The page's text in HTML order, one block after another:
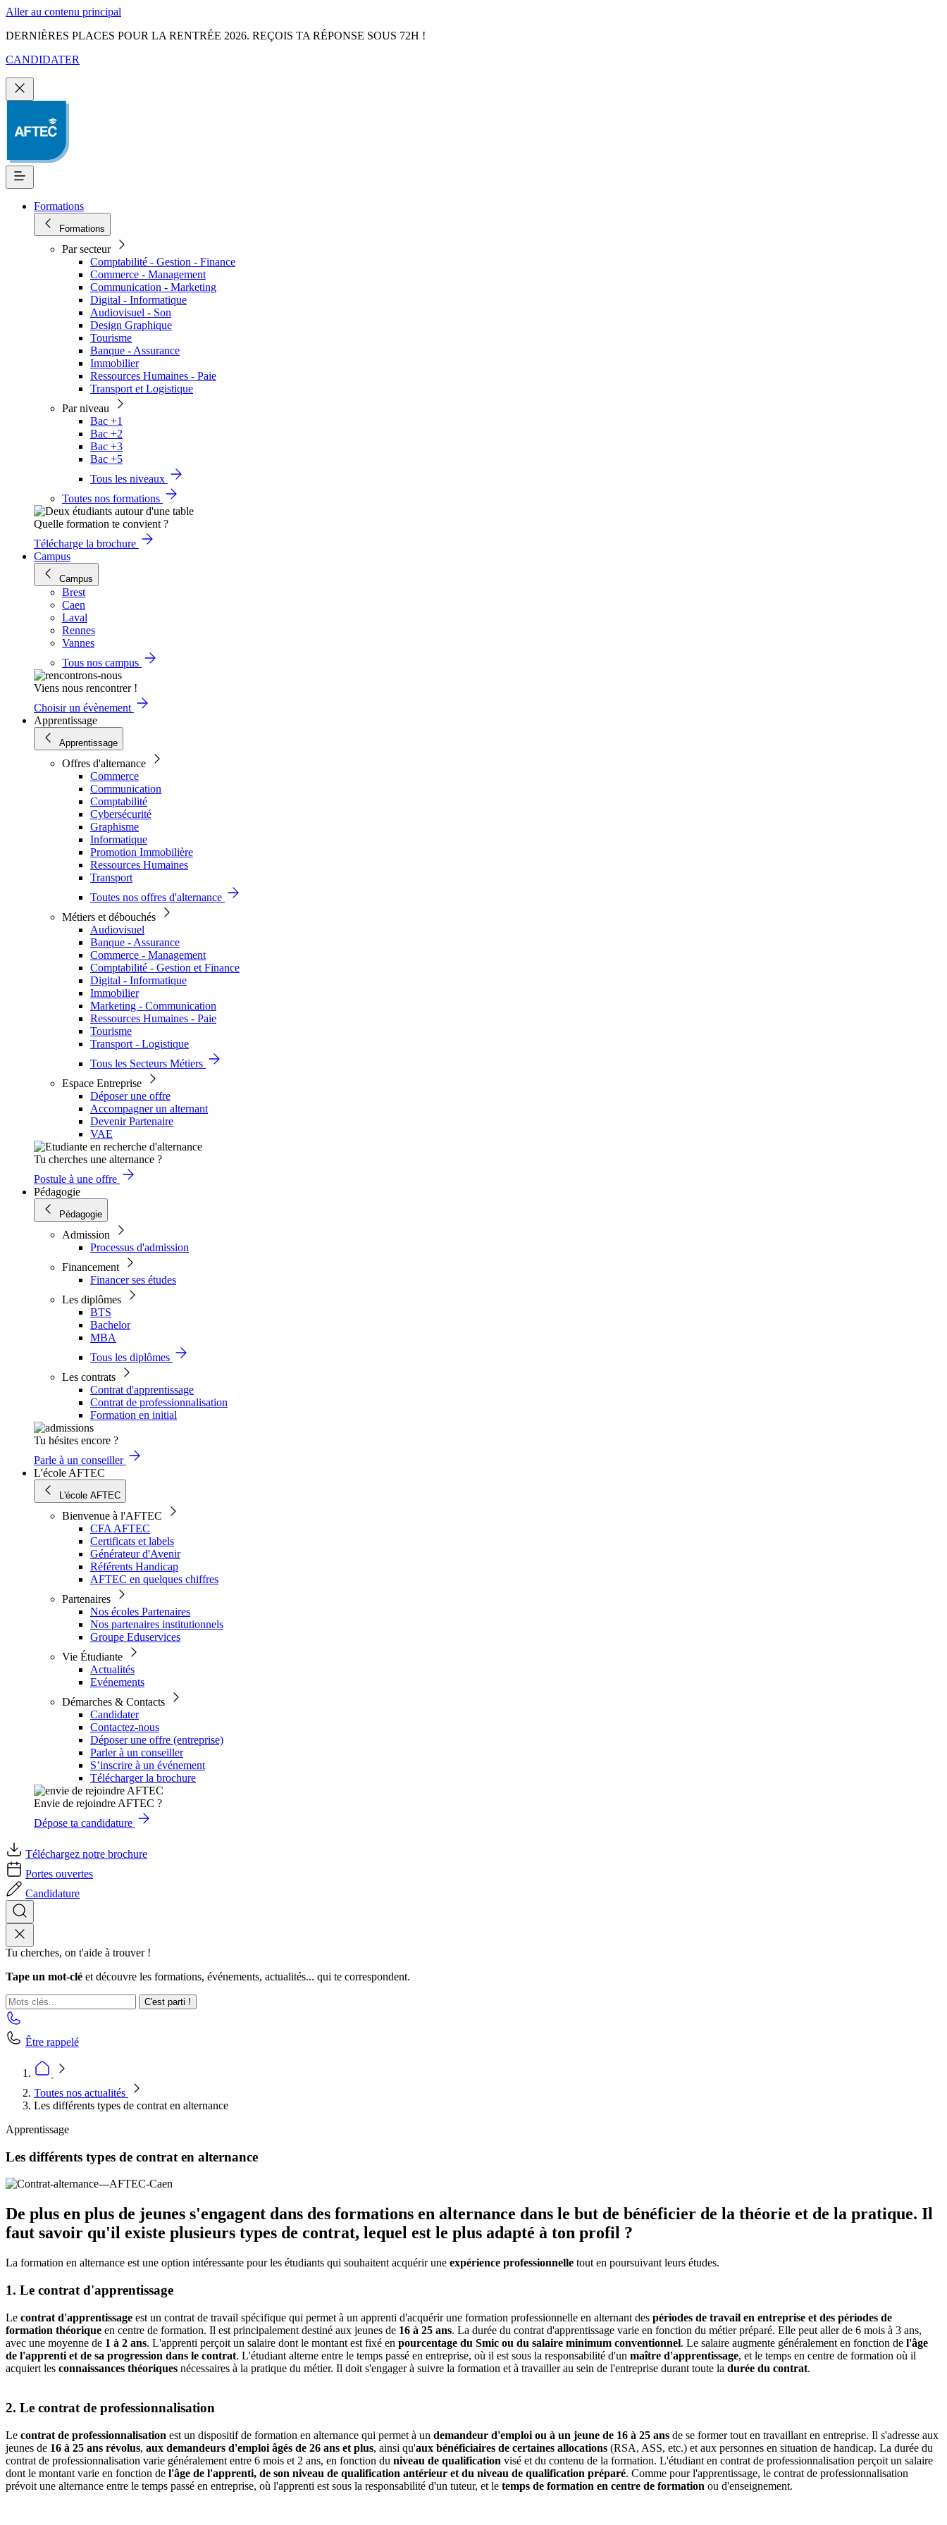
Aller au contenu principal
DERNIÈRES PLACES POUR LA RENTRÉE 2026. REÇOIS TA RÉPONSE SOUS 72H !
CANDIDATER
Formations
Formations
Par secteur
Comptabilité - Gestion - Finance
Commerce - Management
Communication - Marketing
Digital - Informatique
Audiovisuel - Son
Design Graphique
Tourisme
Banque - Assurance
Immobilier
Ressources Humaines - Paie
Transport et Logistique
Par niveau
Bac +1
Bac +2
Bac +3
Bac +5
Tous les niveaux
Toutes nos formations
Quelle formation te convient ?
Télécharge la brochure
Campus
Campus
Brest
Caen
Laval
Rennes
Vannes
Tous nos campus
Viens nous rencontrer !
Choisir un évènement
Apprentissage
Apprentissage
Offres d'alternance
Commerce
Communication
Comptabilité
Cybersécurité
Graphisme
Informatique
Promotion Immobilière
Ressources Humaines
Transport
Toutes nos offres d'alternance
Métiers et débouchés
Audiovisuel
Banque - Assurance
Commerce - Management
Comptabilité - Gestion et Finance
Digital - Informatique
Immobilier
Marketing - Communication
Ressources Humaines - Paie
Tourisme
Transport - Logistique
Tous les Secteurs Métiers
Espace Entreprise
Déposer une offre
Accompagner un alternant
Devenir Partenaire
VAE
Tu cherches une alternance ?
Postule à une offre
Pédagogie
Pédagogie
Admission
Processus d'admission
Financement
Financer ses études
Les diplômes
BTS
Bachelor
MBA
Tous les diplômes
Les contrats
Contrat d'apprentissage
Contrat de professionnalisation
Formation en initial
Tu hésites encore ?
Parle à un conseiller
L'école AFTEC
L'école AFTEC
Bienvenue à l'AFTEC
CFA AFTEC
Certificats et labels
Générateur d'Avenir
Référents Handicap
AFTEC en quelques chiffres
Partenaires
Nos écoles Partenaires
Nos partenaires institutionnels
Groupe Eduservices
Vie Étudiante
Actualités
Evénements
Démarches & Contacts
Candidater
Contactez-nous
Déposer une offre (entreprise)
Parler à un conseiller
S’inscrire à un événement
Télécharger la brochure
Envie de rejoindre AFTEC ?
Dépose ta candidature
Téléchargez notre brochure
Portes ouvertes
Candidature
Tu cherches, on t'aide à trouver !
Tape un mot-clé et découvre les formations, événements, actualités... qui te correspondent.
C'est parti !
Être rappelé
Toutes nos actualités
Les différents types de contrat en alternance
Apprentissage
Les différents types de contrat en alternance
De plus en plus de jeunes s'engagent dans des formations en alternance dans le but de bénéficier de la théorie et de la pratique. Il
faut savoir qu'il existe plusieurs types de contrat, lequel est le plus adapté à ton profil ?
La formation en alternance est une option intéressante pour les étudiants qui souhaitent acquérir une expérience professionnelle tout en poursuivant leurs études.
1. Le contrat d'apprentissage
Le contrat d'apprentissage est un contrat de travail spécifique qui permet à un apprenti d'acquérir une formation professionnelle en alternant des périodes de travail en entreprise et des périodes de
formation théorique en centre de formation. Il est principalement destiné aux jeunes de 16 à 25 ans. La durée du contrat d'apprentissage varie en fonction du métier préparé. Elle peut aller de 6 mois à 3 ans,
avec une moyenne de 1 à 2 ans. L'apprenti perçoit un salaire dont le montant est fixé en pourcentage du Smic ou du salaire minimum conventionnel. Le salaire augmente généralement en fonction de l'âge
de l'apprenti et de sa progression dans le contrat. L'étudiant alterne entre le temps passé en entreprise, où il est sous la responsabilité d'un maître d'apprentissage, et le temps en centre de formation où il
acquiert les connaissances théoriques nécessaires à la pratique du métier. Il doit s'engager à suivre la formation et à travailler au sein de l'entreprise durant toute la durée du contrat.
2. Le contrat de professionnalisation
Le contrat de professionnalisation est un dispositif de formation en alternance qui permet à un demandeur d'emploi ou à un jeune de 16 à 25 ans de se former tout en travaillant en entreprise. Il s'adresse aux
jeunes de 16 à 25 ans révolus, aux demandeurs d'emploi âgés de 26 ans et plus, ainsi qu'aux bénéficiaires de certaines allocations (RSA, ASS, etc.) et aux personnes en situation de handicap. La durée du
contrat de professionnalisation varie généralement entre 6 mois et 2 ans, en fonction du niveau de qualification visé et du contenu de la formation. L'étudiant en contrat de professionnalisation perçoit un salaire
dont le montant varie en fonction de l'âge de l'apprenti, de son niveau de qualification antérieur et du niveau de qualification préparé. Comme pour l'apprentissage, le contrat de professionnalisation
prévoit une alternance entre le temps passé en entreprise, où l'apprenti est sous la responsabilité d'un tuteur, et le temps de formation en centre de formation ou d'enseignement.